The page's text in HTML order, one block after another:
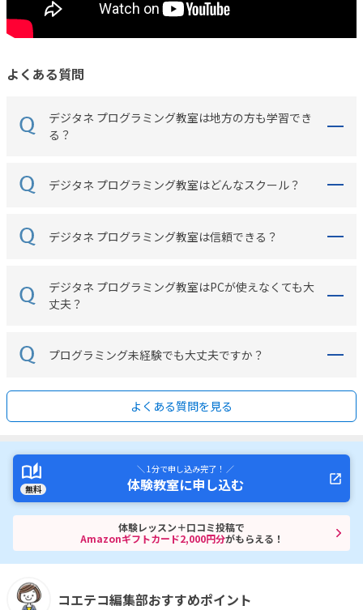
よくある質問
デジタネ プログラミング教室は地方の方も学習でき
る？
デジタネ プログラミング教室はどんなスクール？
デジタネ プログラミング教室は信頼できる？
デジタネ プログラミング教室はPCが使えなくても大
丈夫？
プログラミング未経験でも大丈夫ですか？
よくある質問を見る
無料
＼ 1分で申し込み完了！ ／
体験教室に申し込む
体験レッスン＋口コミ投稿で
Amazonギフトカード2,000円分がもらえる！
コエテコ編集部おすすめポイント